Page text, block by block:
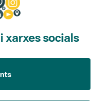
xarxes socials